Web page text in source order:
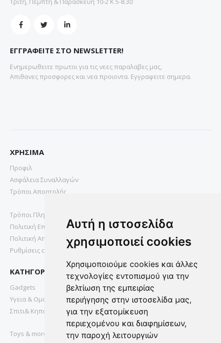
Αυτή η ιστοσελίδα
χρησιμοποιεί cookies
Χρησιμοποιούμε cookies και άλλες
τεχνολογίες εντοπισμού για την
βελτίωση της εμπειρίας
περιήγησης στην ιστοσελίδα μας,
για την εξατομίκευση
περιεχομένου και διαφημίσεων,
την παροχή λειτουργιών
ΕΓΓΡΑΦΕΙΤΕ ΣΤΟ NEWSLETTER!
Ενημερωθειτε πρωτοι για τις νεες παραλαβες μας,
Απιθανες προσφορες και νεα προιοντα. Εγγραφειτε σημερα.
ΧΡΗΣΙΜΑ
Προφιλ
Ασφάλεια Συναλλαγών
Τρόποι Αποστολής
Τρόποι Πληρωμής
Πολιτική Επιστροφών
Πολιτική Απορρήτου
Ρυθμίσεις cookies
ΚΑΤΗΓΟΡΙΕΣ
Gadgets
Υγεια & Ομορφια
Σπιτι& Κηπος
Toys & more